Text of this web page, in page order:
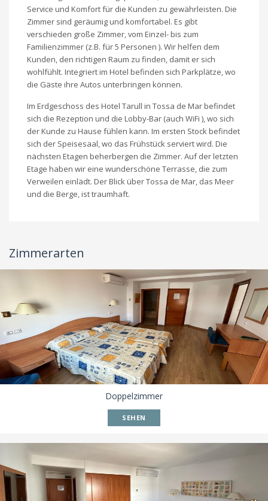
Service und Komfort für die Kunden zu gewährleisten. Die
Zimmer sind geräumig und komfortabel. Es gibt
verschieden große Zimmer, vom Einzel- bis zum
Familienzimmer (z.B. für 5 Personen ). Wir helfen dem
Kunden, den richtigen Raum zu finden, damit er sich
wohlfühlt. Integriert im Hotel befinden sich Parkplätze, wo
die Gäste ihre Autos unterbringen können.
Im Erdgeschoss des Hotel Tarull in Tossa de Mar befindet
sich die Rezeption und die Lobby-Bar (auch WiFi ), wo sich
der Kunde zu Hause fühlen kann. Im ersten Stock befindet
sich der Speisesaal, wo das Frühstück serviert wird. Die
nächsten Etagen beherbergen die Zimmer. Auf der letzten
Etage haben wir eine wunderschöne Terrasse, die zum
Verweilen einlädt. Der Blick über Tossa de Mar, das Meer
und die Berge, ist traumhaft.
Zimmerarten
Doppelzimmer
SEHEN